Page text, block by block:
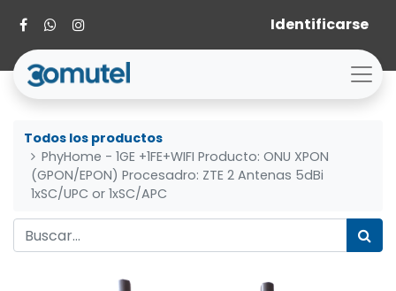
Identificarse
Todos los productos
PhyHome - 1GE +1FE+WIFI Producto: ONU XPON
(GPON/EPON) Procesadro: ZTE 2 Antenas 5dBi
1xSC/UPC or 1xSC/APC